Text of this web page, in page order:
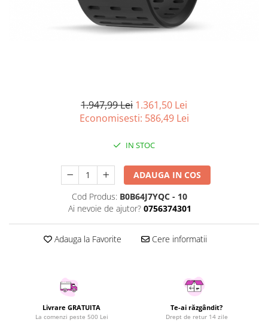
Mobila gradina & terasa
Scule electrice si unelte
Silicon, spume si solutii tehnice
Uscatoare rufe
Utilaje si materiale de constructii
Laptop, Tablete & Telefoane
Accesorii tablete
Telefoane Mobile & accesorii
Electrocasnice & Climatizare
Accesorii si piese masini spalat
rufe si uscatoare
Accesorii si piese masini spalat
1.947,99 Lei 1.361,50 Lei
Economisesti: 586,49 Lei
IN STOC
ADAUGA IN COS
Cod Produs: B0B64J7YQC - 10
Ai nevoie de ajutor? 0756374301
Adauga la Favorite Cere informatii
Livrare GRATUITA
La comenzi peste 500 Lei
Te-ai răzgândit?
Drept de retur 14 zile